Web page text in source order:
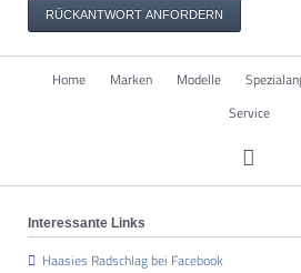
RÜCKANTWORT ANFORDERN
Navigation
überspringen
Home Marken Modelle
Service
Interessante Links
Haasies Radschlag bei Facebook